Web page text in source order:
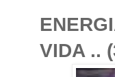
VIDA ..